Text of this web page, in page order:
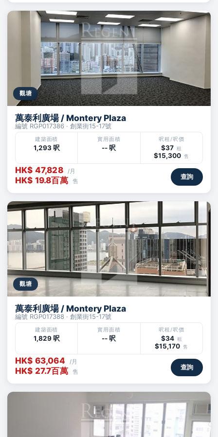
觀塘
萬泰利廣場 / Montery Plaza
編號 RGP017386 · 創業街15-17號
建築面積
1,293 呎
實用面積
-- 呎
呎租/呎價
$37 租
$15,300 售
HK$ 47,828 /月
HK$ 19.8百萬 售
查詢
觀塘
萬泰利廣場 / Montery Plaza
編號 RGP017388 · 創業街15-17號
建築面積
1,829 呎
實用面積
-- 呎
呎租/呎價
$34 租
$15,170 售
HK$ 63,064 /月
HK$ 27.7百萬 售
查詢